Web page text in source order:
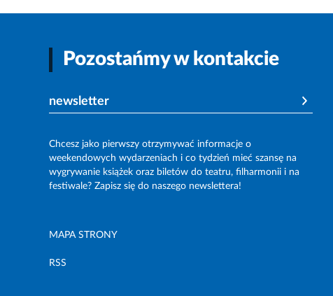
Pozostańmy w kontakcie
newsletter
Chcesz jako pierwszy otrzymywać informacje o
weekendowych wydarzeniach i co tydzień mieć szansę na
wygrywanie książek oraz biletów do teatru, filharmonii i na
festiwale? Zapisz się do naszego newslettera!
MAPA STRONY
RSS